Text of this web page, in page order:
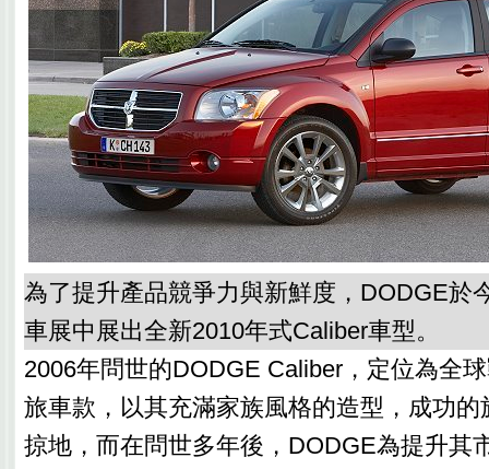
為了提升產品競爭力與新鮮度，DODGE於
車展中展出全新2010年式Caliber車型。
2006年問世的DODGE Caliber，定位為全
旅車款，以其充滿家族風格的造型，成功
掠地，而在問世多年後，DODGE為提升其